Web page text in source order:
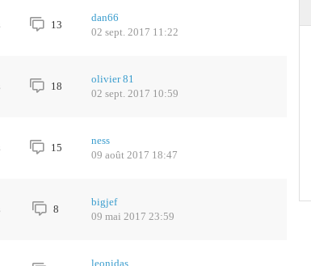
13
dan66
02 sept. 2017 11:22
18
olivier 81
02 sept. 2017 10:59
15
ness
09 août 2017 18:47
8
bigjef
09 mai 2017 23:59
leonidas